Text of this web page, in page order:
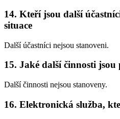
14. Kteří jsou další
situace
Další účastníci nejsou stanoveni.
15. Jaké další činnosti
Další činnosti nejsou stanoveny.
16. Elektronická služba,